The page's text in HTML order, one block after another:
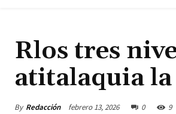
Rlos tres
atitalaquia
By Redacción febrero 13, 2026 0 9